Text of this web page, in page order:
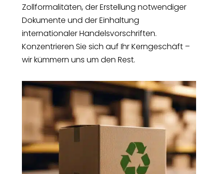
Zollformalitäten, der Erstellung notwendiger
Dokumente und der Einhaltung
internationaler Handelsvorschriften.
Konzentrieren Sie sich auf Ihr Kerngeschäft –
wir kümmern uns um den Rest.